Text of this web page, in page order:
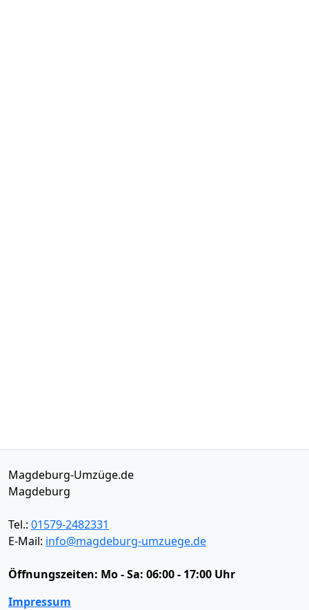
Magdeburg-Umzüge.de
Magdeburg
Tel.: 01579-2482331
E-Mail: info@magdeburg-umzuege.de
Öffnungszeiten: Mo - Sa: 06:00 - 17:00 Uhr
Impressum